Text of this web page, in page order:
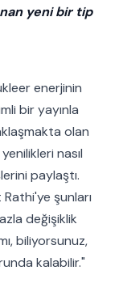
yeni bir tip
enerjinin
bir yayınla
olan
nasıl
paylaştı.
şunları
değişiklik
biliyorsunuz,
kalabilir."